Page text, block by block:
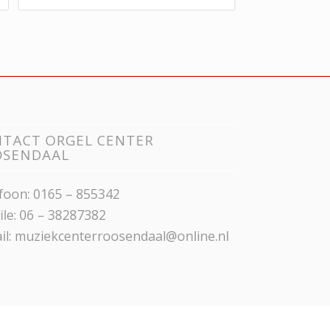
ORGEL CENTER
0165 – 855342
06 – 38287382
muziekcenterroosendaal@online.nl